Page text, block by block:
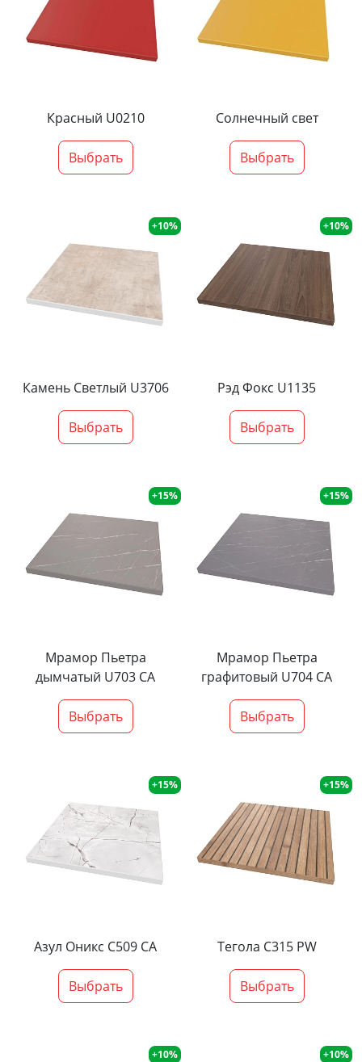
Красный U0210
Выбрать
Солнечный свет
Выбрать
+10%
Камень Светлый U3706
Выбрать
+10%
Рэд Фокс U1135
Выбрать
+15%
Мрамор Пьетра
дымчатый U703 CA
Выбрать
+15%
Мрамор Пьетра
графитовый U704 CA
Выбрать
+15%
Азул Оникс С509 СА
Выбрать
+15%
Тегола С315 PW
Выбрать
+10% +10%